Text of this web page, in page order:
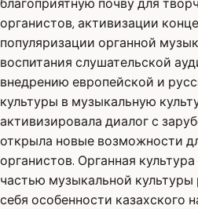
благоприятную почву для
органистов, активизации
популяризации органной
воспитания слушательской
внедрению европейской и
культуры в музыкальную
активизировала диалог с
открыла новые возможности
органистов. Органная
частью музыкальной культуры
себя особенности казахского